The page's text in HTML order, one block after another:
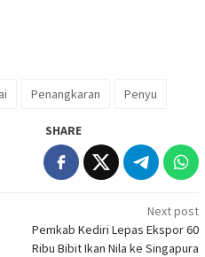
Penangkaran Penyu
SHARE
Next post
Pemkab Kediri Lepas Ekspor 60
Ribu Bibit Ikan Nila ke Singapura